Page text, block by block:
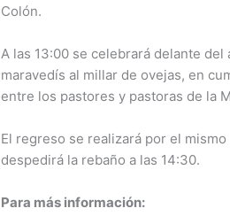
Colón.
A las 13:00 se celebrará delante
maravedís al millar de ovejas, en
entre los pastores y pastoras de la
El regreso se realizará por el
despedirá la rebaño a las 14:30.
Para más información: